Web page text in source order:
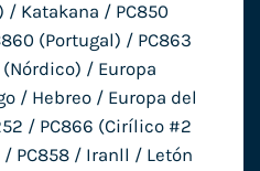
/ Katakana / PC850
(Portugal) / PC863
/ Europa
/ Hebreo / Europa del
/ PC866 (Cirílico #2
PC858 / Iranll / Letón